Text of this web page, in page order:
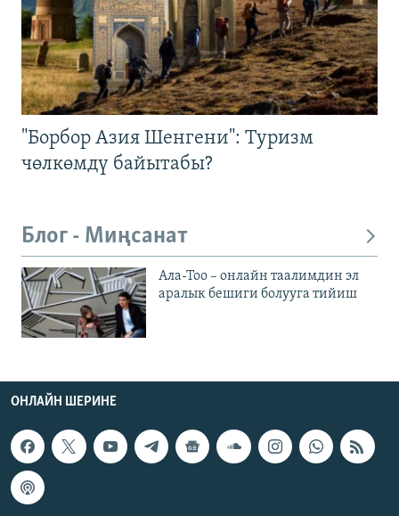
"Борбор Азия Шенгени": Туризм
чөлкөмдү байытабы?
Блог - Миңсанат
Ала-Тоо – онлайн таалимдин эл
аралык бешиги болууга тийиш
ОНЛАЙН ШЕРИНЕ